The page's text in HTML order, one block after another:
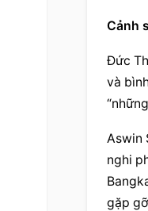
Cảnh
Đức
và
Aswin
nghi
gặp